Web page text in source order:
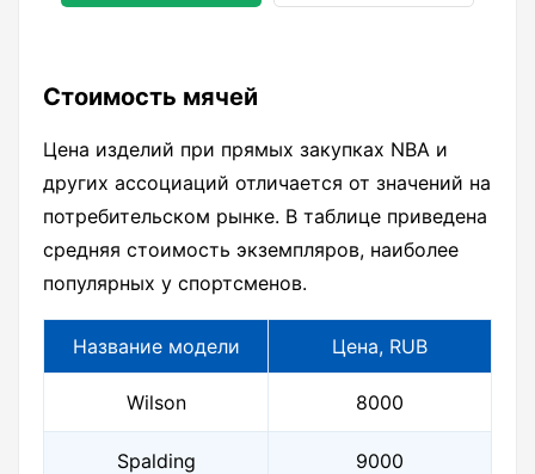
Стоимость мячей
Цена изделий при прямых закупках NBA и
других ассоциаций отличается от значений на
потребительском рынке. В таблице приведена
средняя стоимость экземпляров, наиболее
популярных у спортсменов.
Название модели Цена, RUB
Wilson 8000
Spalding 9000